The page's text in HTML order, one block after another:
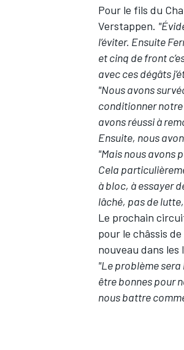
Pour le fils du
Verstappen.
l’éviter. Ensuite
et cinq de front
avec ces dégâts
"Nous avons
conditionner notre
avons réussi à
Ensuite, nous
"Mais nous avons
Cela
à bloc, à essayer
lâché, pas de
Le prochain
pour le châssis
nouveau dans les
"Le problème
être bonnes pour
nous battre